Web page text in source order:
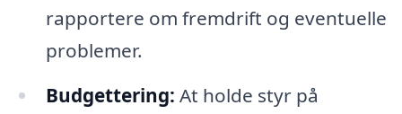
rapportere om fremdrift og eventuelle
problemer.
Budgettering: At holde styr på